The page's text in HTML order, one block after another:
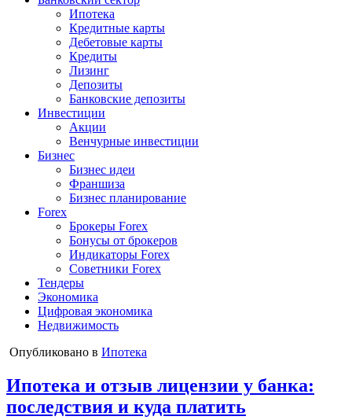
Ипотека
Кредитные карты
Дебетовые карты
Кредиты
Лизинг
Депозиты
Банковские депозиты
Инвестиции
Акции
Венчурные инвестиции
Бизнес
Бизнес идеи
Франшиза
Бизнес планирование
Forex
Брокеры Forex
Бонусы от брокеров
Индикаторы Forex
Советники Forex
Тендеры
Экономика
Цифровая экономика
Недвижимость
Опубликовано в Ипотека
Ипотека и отзыв лицензии у банка:
последствия и куда платить